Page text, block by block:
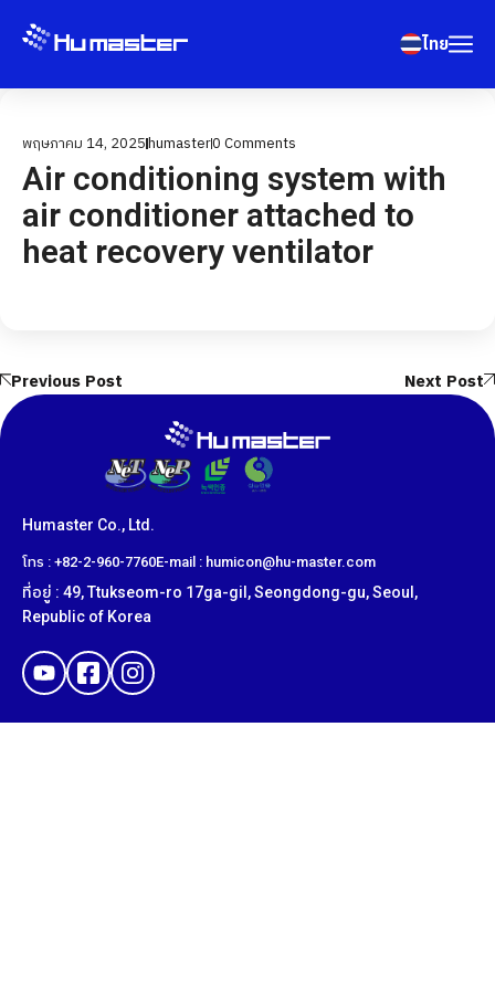
ไทย
พฤษภาคม 14, 2025humaster0Comments
Air conditioning system with
air conditioner attached to
heat recovery ventilator
Previous Post Next Post
Humaster Co., Ltd.
โทร : +82-2-960-7760E-mail : humicon@hu-master.com
ที่อยู่ : 49, Ttukseom-ro 17ga-gil, Seongdong-gu, Seoul,
Republic of Korea